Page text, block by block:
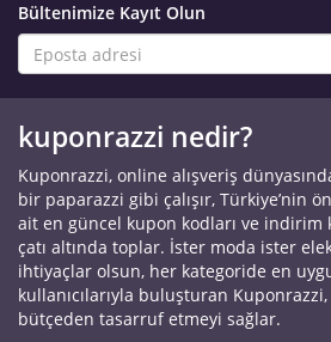
Bültenimize Kayıt Olun
kuponrazzi nedir?
Kuponrazzi, online alışveriş
bir paparazzi gibi çalışır, Türkiye’nin
ait en güncel kupon kodları ve indirim
çatı altında toplar. İster moda ister
ihtiyaçlar olsun, her kategoride en
kullanıcılarıyla buluşturan
bütçeden tasarruf etmeyi sağlar.